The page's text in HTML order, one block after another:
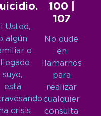
Usted,
algún
o
suyo,
está
crisis
100 |
107
No dude
en
llamarnos
para
realizar
cualquier
consulta